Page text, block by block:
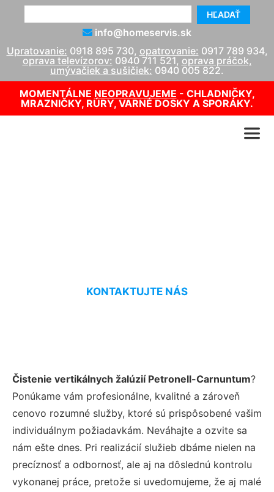
HĽADAŤ
info@homeservis.sk
Upratovanie: 0918 895 730, opatrovanie: 0917 789 934,
oprava televízorov: 0940 711 521, oprava práčok,
umývačiek a sušičiek: 0940 005 822.
MOMENTÁLNE NEOPRAVUJEME - CHLADNIČKY,
MRAZNIČKY, RÚRY, VARNÉ DOSKY A SPORÁKY.
KONTAKTUJTE NÁS
Čistenie vertikálnych žalúzií Petronell-Carnuntum?
Ponúkame vám profesionálne, kvalitné a zároveň
cenovo rozumné služby, ktoré sú prispôsobené vašim
individuálnym požiadavkám. Neváhajte a ozvite sa
nám ešte dnes. Pri realizácií služieb dbáme nielen na
precíznosť a odbornosť, ale aj na dôslednú kontrolu
vykonanej práce, pretože si uvedomujeme, že aj malé